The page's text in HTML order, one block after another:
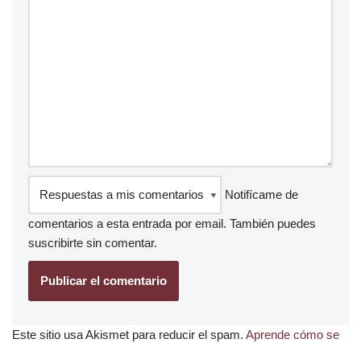
Notifícame de
comentarios a esta entrada por email. También puedes
suscribirte sin comentar.
Este sitio usa Akismet para reducir el spam. Aprende cómo se